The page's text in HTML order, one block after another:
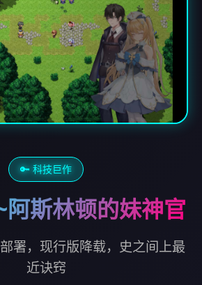
🔑 科技巨作
阿斯林顿的妹神官
署，现行版降载，史之间上最
近诀窍